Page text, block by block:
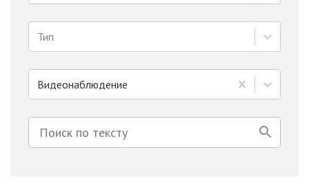
Тип
Видеонаблюдение